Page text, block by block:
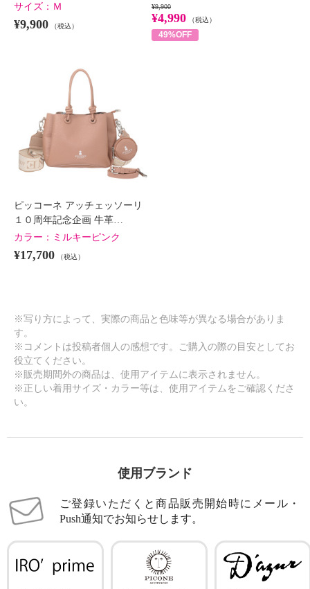
サイズ： Ｍ
¥9,900 （税込）
¥9,900
¥4,990 （税込）
49%OFF
ピッコーネ アッチェッソーリ
１０周年記念企画 牛革…
カラー： ミルキーピンク
¥17,700 （税込）
※写り方によって、実際の商品と色味等が異なる場合がありま
す。
※コメントは投稿者個人の感想です。ご購入の際の目安としてお
役立てください。
※販売期間外の商品は、使用アイテムに表示されません。
※正しい着用サイズ・カラー等は、使用アイテムをご確認くださ
い。
使用ブランド
ご登録いただくと商品販売開始時にメール・
Push通知でお知らせします。